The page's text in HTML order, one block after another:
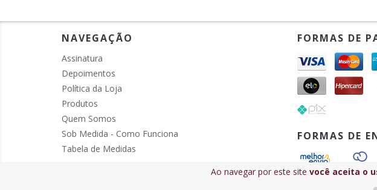
Ao navegar por este site você aceita o
NAVEGAÇÃO
Assinatura
Depoimentos
Política da Loja
Produtos
Quem Somos
Sob Medida - Como Funciona
Tabela de Medidas
FORMAS DE
FORMAS DE